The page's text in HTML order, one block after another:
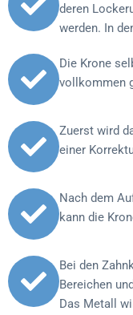
deren
werden. In
Die Krone
vollkommen
Zuerst wird
einer
Nach dem
kann die
Bei den
Bereichen
Das Metall